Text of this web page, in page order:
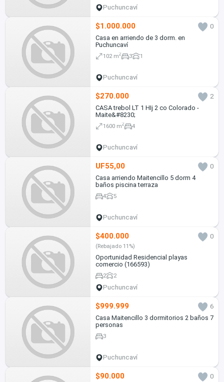
Puchuncaví
$1.000.000
0
Casa en arriendo de 3 dorm. en
Puchuncaví
102 m2 3 1
Puchuncaví
$270.000
2
CASA trebol LT 1 HIj 2 co Colorado -
Maite&#8230;
1600 m2 4
Puchuncaví
UF55,00
0
Casa arriendo Maitencillo 5 dorm 4
baños piscina terraza
4 5
Puchuncaví
$400.000 0
(Rebajado 11%)
Oportunidad Residencial playas
comercio (166593)
2 2
Puchuncaví
$999.999
6
Casa Maitencillo 3 dormitorios 2 baños 7
personas
3
Puchuncaví
$90.000 0